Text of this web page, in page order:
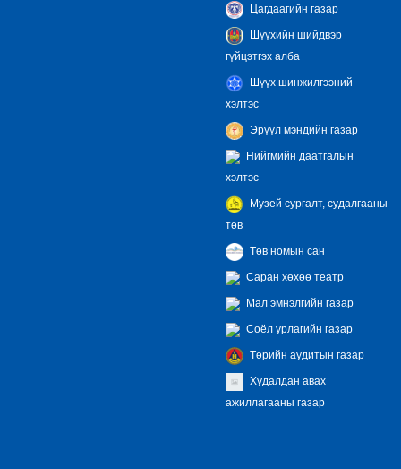
Цагдаагийн газар
Шүүхийн шийдвэр
гүйцэтгэх алба
Шүүх шинжилгээний
хэлтэс
Эрүүл мэндийн газар
Нийгмийн даатгалын
хэлтэс
Музей сургалт, судалгааны
төв
Төв номын сан
Саран хөхөө театр
Мал эмнэлгийн газар
Соёл урлагийн газар
Төрийн аудитын газар
Худалдан авах
ажиллагааны газар